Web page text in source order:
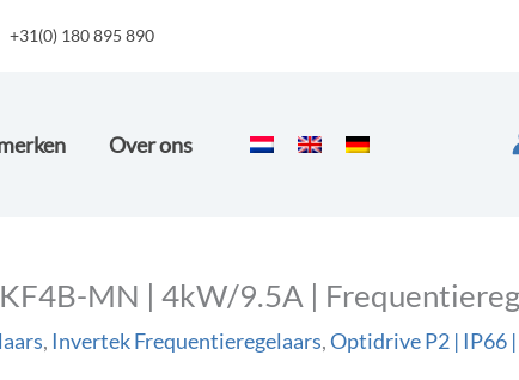
+31(0) 180 895 890
Over ons
MN | 4kW/9.5A |
, Invertek Frequentieregelaars,Optidrive P2 | IP66